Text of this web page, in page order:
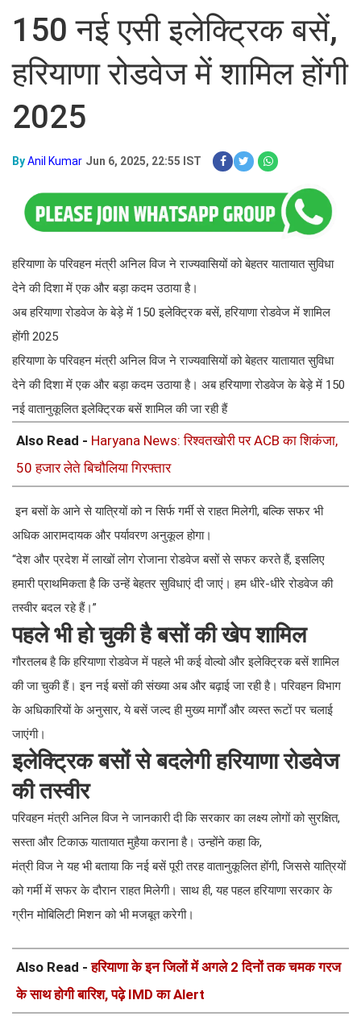
150 नई एसी इलेक्ट्रिक बसें,
हरियाणा रोडवेज में शामिल होंगी
2025
ByAnil Kumar Jun 6, 2025, 22:55 IST
हरियाणा के परिवहन मंत्री अनिल विज ने राज्यवासियों को बेहतर यातायात सुविधा
देने की दिशा में एक और बड़ा कदम उठाया है।
अब हरियाणा रोडवेज के बेड़े में 150 इलेक्ट्रिक बसें, हरियाणा रोडवेज में शामिल
होंगी 2025
हरियाणा के परिवहन मंत्री अनिल विज ने राज्यवासियों को बेहतर यातायात सुविधा
देने की दिशा में एक और बड़ा कदम उठाया है। अब हरियाणा रोडवेज के बेड़े में 150
नई वातानुकूलित इलेक्ट्रिक बसें शामिल की जा रही हैं
Also Read - Haryana News: रिश्वतखोरी पर ACB का शिकंजा,
50 हजार लेते बिचौलिया गिरफ्तार
इन बसों के आने से यात्रियों को न सिर्फ गर्मी से राहत मिलेगी, बल्कि सफर भी
अधिक आरामदायक और पर्यावरण अनुकूल होगा।
“देश और प्रदेश में लाखों लोग रोजाना रोडवेज बसों से सफर करते हैं, इसलिए
हमारी प्राथमिकता है कि उन्हें बेहतर सुविधाएं दी जाएं। हम धीरे-धीरे रोडवेज की
तस्वीर बदल रहे हैं।”
पहले भी हो चुकी है बसों की खेप शामिल
गौरतलब है कि हरियाणा रोडवेज में पहले भी कई वोल्वो और इलेक्ट्रिक बसें शामिल
की जा चुकी हैं। इन नई बसों की संख्या अब और बढ़ाई जा रही है। परिवहन विभाग
के अधिकारियों के अनुसार, ये बसें जल्द ही मुख्य मार्गों और व्यस्त रूटों पर चलाई
जाएंगी।
इलेक्ट्रिक बसों से बदलेगी हरियाणा रोडवेज
की तस्वीर
परिवहन मंत्री अनिल विज ने जानकारी दी कि सरकार का लक्ष्य लोगों को सुरक्षित,
सस्ता और टिकाऊ यातायात मुहैया कराना है। उन्होंने कहा कि,
मंत्री विज ने यह भी बताया कि नई बसें पूरी तरह वातानुकूलित होंगी, जिससे यात्रियों
को गर्मी में सफर के दौरान राहत मिलेगी। साथ ही, यह पहल हरियाणा सरकार के
ग्रीन मोबिलिटी मिशन को भी मजबूत करेगी।
Also Read -हरियाणा के इन जिलों में अगले 2 दिनों तक चमक गरज
के साथ होगी बारिश, पढ़े IMD का Alert